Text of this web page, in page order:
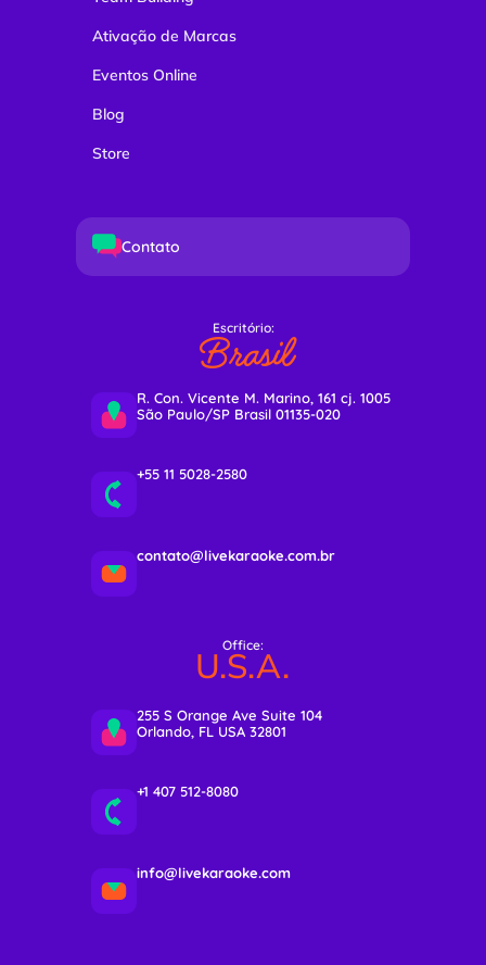
Ativação de Marcas
Eventos Online
Blog
Store
Contato
Escritório:
Brasil
R. Con. Vicente M. Marino, 161 cj. 1005
São Paulo/SP Brasil 01135-020
+55 11 5028-2580
contato@livekaraoke.com.br
Office:
U.S.A.
255 S Orange Ave Suite 104
Orlando, FL USA 32801
+1 407 512-8080
info@livekaraoke.com